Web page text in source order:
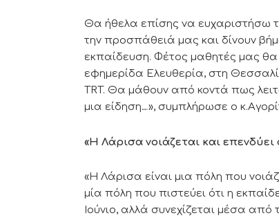
Θα ήθελα επίσης να ευχαριστήσω
την προσπάθειά μας και δίνουν
εκπαίδευση. Φέτος μαθητές μας
εφημερίδα Ελευθερία, στη
TRT. Θα μάθουν από κοντά πως
μια είδηση…», συμπλήρωσε ο
«Η Λάρισα νοιάζεται και επενδύει
«Η Λάρισα είναι μια πόλη που
μία πόλη που πιστεύει ότι η
Ιούνιο, αλλά συνεχίζεται μέσα από